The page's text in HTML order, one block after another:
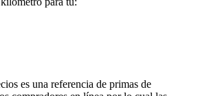
es una referencia de primas de